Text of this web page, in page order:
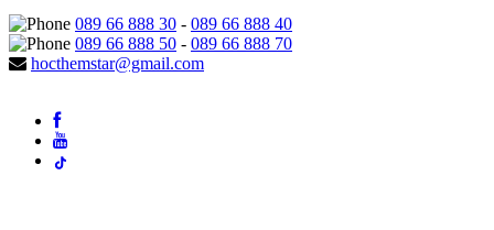
089 66 888 30 - 089 66 888 40
089 66 888 50 - 089 66 888 70
hocthemstar@gmail.com